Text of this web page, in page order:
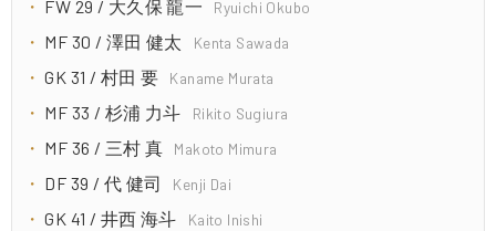
FW 29 / 大久保 龍一 Ryuichi Okubo
MF 30 / 澤田 健太 Kenta Sawada
GK 31 / 村田 要 Kaname Murata
MF 33 / 杉浦 力斗 Rikito Sugiura
MF 36 / 三村 真 Makoto Mimura
DF 39 / 代 健司 Kenji Dai
GK 41 / 井西 海斗 Kaito Inishi